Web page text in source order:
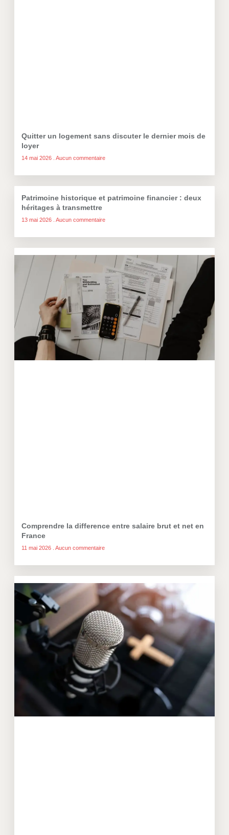
Quitter un logement sans discuter le dernier mois de
loyer
14 mai 2026 Aucun commentaire
Patrimoine historique et patrimoine financier : deux
héritages à transmettre
13 mai 2026 Aucun commentaire
Comprendre la difference entre salaire brut et net en
France
11 mai 2026 Aucun commentaire